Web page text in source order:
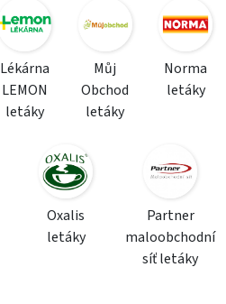
Lékárna
LEMON
letáky
Můj
Obchod
letáky
Norma
letáky
Oxalis
letáky
Partner
maloobchodní
síť letáky